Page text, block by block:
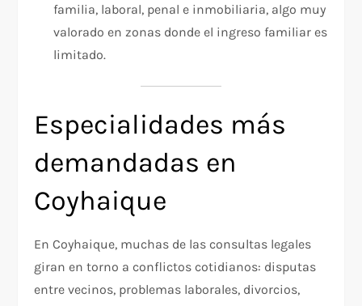
familia, laboral, penal e inmobiliaria, algo muy
valorado en zonas donde el ingreso familiar es
limitado.
Especialidades más
demandadas en
Coyhaique
En Coyhaique, muchas de las consultas legales
giran en torno a conflictos cotidianos: disputas
entre vecinos, problemas laborales, divorcios,